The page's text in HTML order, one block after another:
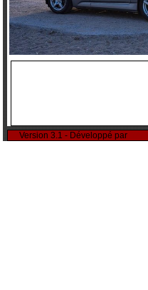
Version 3.1 - Développé par